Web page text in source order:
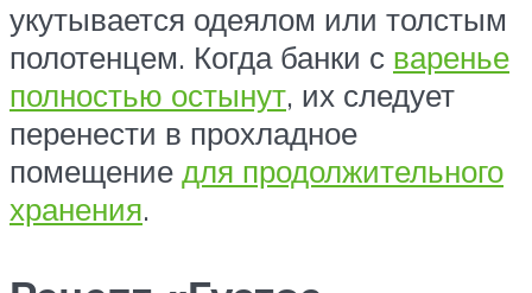
укутывается одеялом или толстым
полотенцем. Когда банки с варенье
полностью остынут, их следует
перенести в прохладное
помещение для продолжительного
хранения.